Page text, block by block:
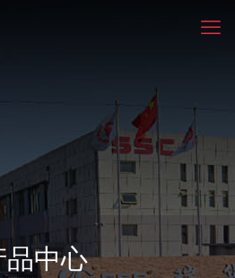
品中心